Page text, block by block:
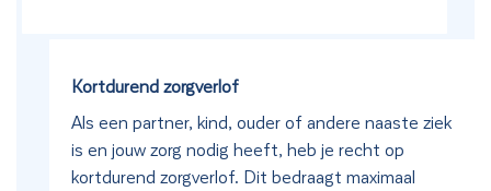
Kortdurend zorgverlof
Als een partner, kind, ouder of andere naaste ziek
is en jouw zorg nodig heeft, heb je recht op
kortdurend zorgverlof. Dit bedraagt maximaal